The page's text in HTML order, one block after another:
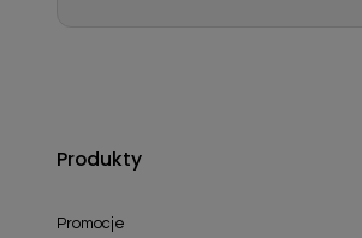
Produkty
Promocje